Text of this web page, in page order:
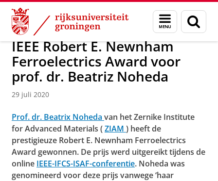
Skip
Content
Skip
Navigation
Menu
en
zoeken
Over ons Faculty of Science and Engineering Nieuws
IEEE Robert E. Newnham
Ferroelectrics Award voor
prof. dr. Beatriz Noheda
29 juli 2020
Prof. dr. Beatrix Noheda van het Zernike Institute
for Advanced Materials (ZIAM ) heeft de
prestigieuze Robert E. Newnham Ferroelectrics
Award gewonnen. De prijs werd uitgereikt tijdens de
online IEEE-IFCS-ISAF-conferentie. Noheda was
genomineerd voor deze prijs vanwege ‘haar